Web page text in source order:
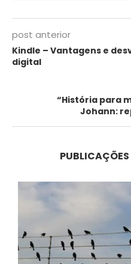
post anterior
Kindle – Vantagens e
digital
“História para
Johann: